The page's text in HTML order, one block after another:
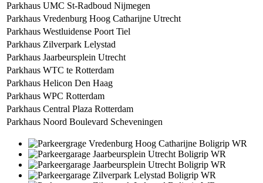
Parkhaus UMC St-Radboud Nijmegen
Parkhaus Vredenburg Hoog Catharijne Utrecht
Parkhaus Westluidense Poort Tiel
Parkhaus Zilverpark Lelystad
Parkhaus Jaarbeursplein Utrecht
Parkhaus WTC te Rotterdam
Parkhaus Helicon Den Haag
Parkhaus WPC Rotterdam
Parkhaus Central Plaza Rotterdam
Parkhaus Noord Boulevard Scheveningen